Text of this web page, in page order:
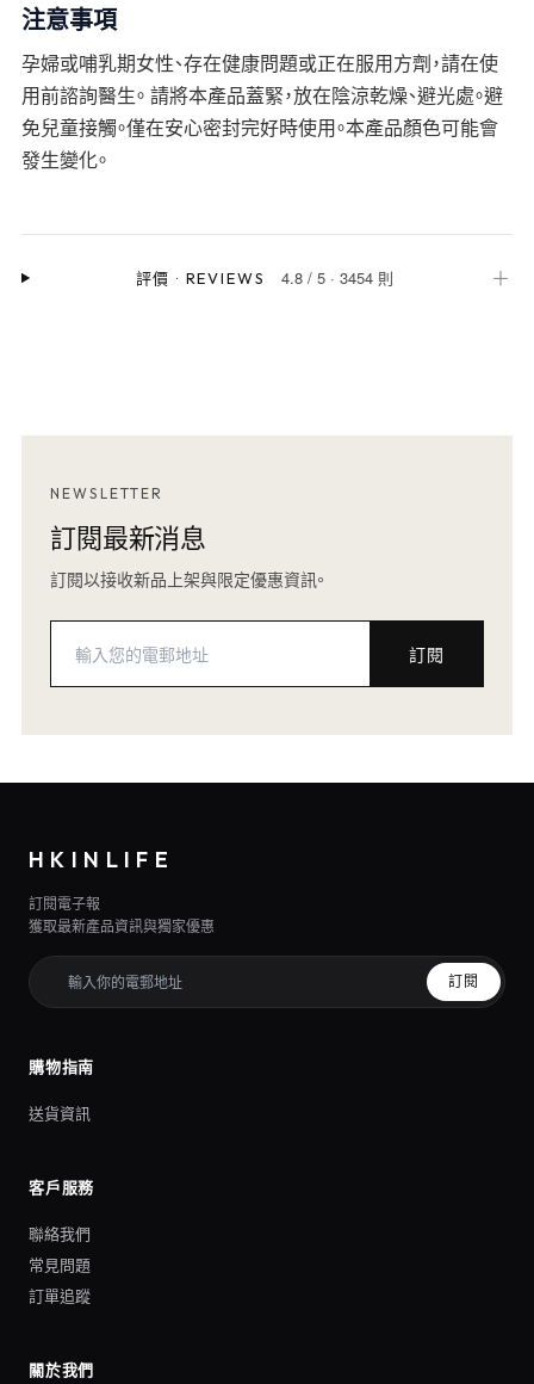
注意事項
孕婦或哺乳期女性、存在健康問題或正在服用方劑，請在使
用前諮詢醫生。 請將本產品蓋緊，放在陰涼乾燥、避光處。避
免兒童接觸。僅在安心密封完好時使用。本產品顏色可能會
發生變化。
評價 · REVIEWS 4.8 /5 ·3454 則 ＋
NEWSLETTER
訂閱最新消息
訂閱以接收新品上架與限定優惠資訊。
訂閱
HKINLIFE
訂閱電子報
獲取最新產品資訊與獨家優惠
訂閱
購物指南
送貨資訊
客戶服務
聯絡我們
常見問題
訂單追蹤
關於我們